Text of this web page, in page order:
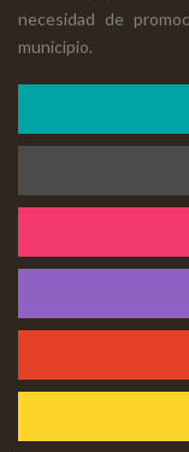
necesidad de
municipio.